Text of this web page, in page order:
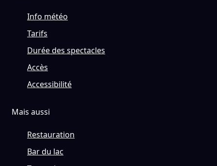
Info météo
Tarifs
Durée des spectacles
Accès
Accessibilité
Mais aussi
Restauration
Bar du lac